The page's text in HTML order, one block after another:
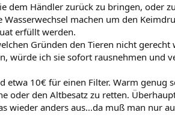
dem Händler zurück zu bringen, oder
machen um den
erfüllt werden.
Gründen den Tieren nicht gerecht
würde ich sie sofort rausnehmen und
etwa 10€ für einen Filter. Warm
oder den Altbesatz zu retten.
wieder anders aus...da muß man nur